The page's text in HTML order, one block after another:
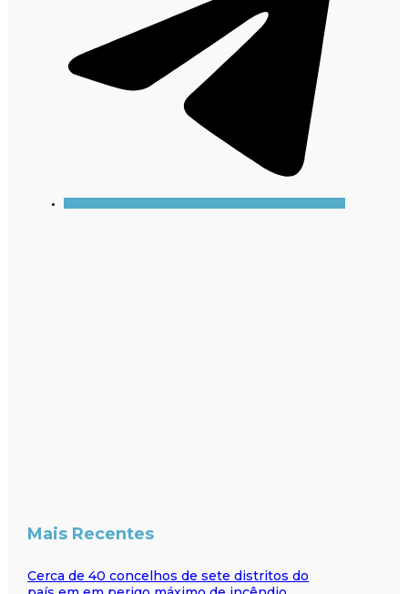
Mais Recentes
Cerca de 40 concelhos de sete distritos do